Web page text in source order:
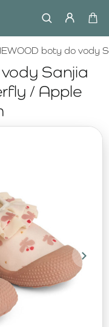
Sanjia
/ Apple
boty do vody